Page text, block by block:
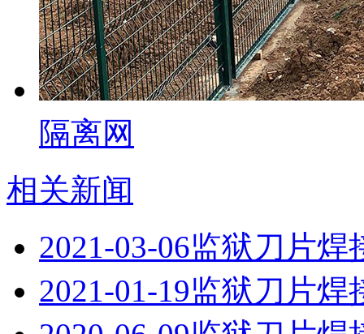
隔离网
相关新闻
2021-03-06监狱刀片焊
2021-01-19监狱刀片焊